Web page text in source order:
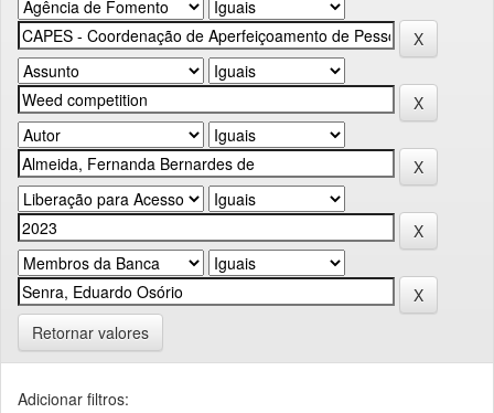
Retornar valores
Adicionar filtros: